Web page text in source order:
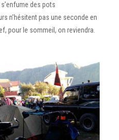
des pots
n’hésitent pas une seconde en
pour le sommeil, on reviendra.